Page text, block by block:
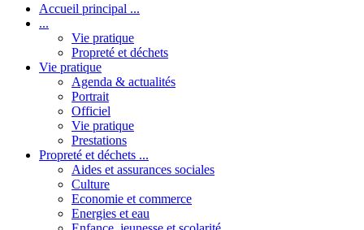
Accueil principal ...
...
Vie pratique
Propreté et déchets
Vie pratique
Agenda & actualités
Portrait
Officiel
Vie pratique
Prestations
Propreté et déchets ...
Aides et assurances sociales
Culture
Economie et commerce
Energies et eau